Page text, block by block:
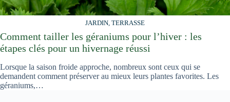
JARDIN, TERRASSE
Comment tailler les géraniums pour l’hiver : les
étapes clés pour un hivernage réussi
Lorsque la saison froide approche, nombreux sont ceux qui se
demandent comment préserver au mieux leurs plantes favorites. Les
géraniums,…